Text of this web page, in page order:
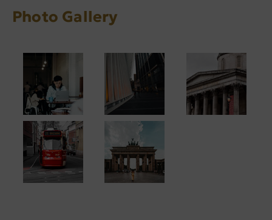
Photo Gallery